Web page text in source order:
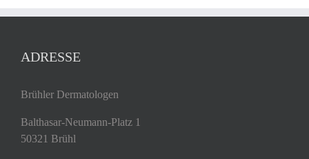
ADRESSE
Brühler Dermatologen
Balthasar-Neumann-Platz 1
50321 Brühl